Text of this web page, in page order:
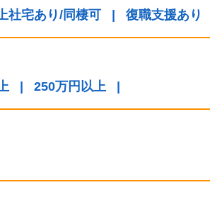
社宅あり/同棲可 | 復職支援あり
| 250万円以上 |